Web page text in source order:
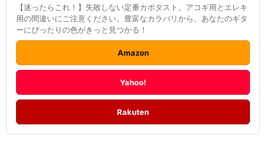
【迷ったらこれ！】失敗しない定番カポタスト。アコギ用とエレキ
用の間違いにご注意ください。豊富なカラバリから、あなたのギタ
ーにぴったりの色がきっと見つかる！
Amazon
Yahoo!
Rakuten